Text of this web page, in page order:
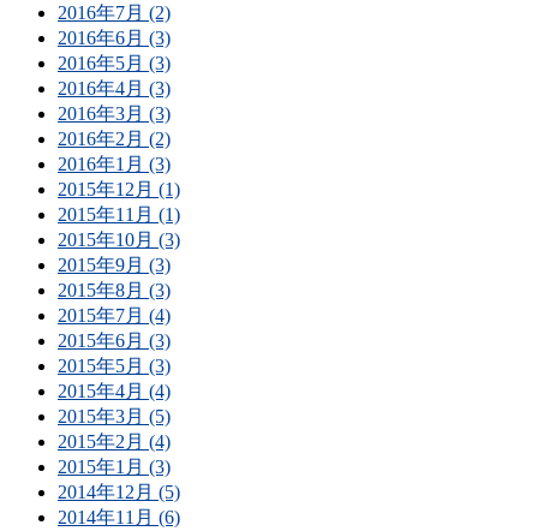
2016年7月 (2)
2016年6月 (3)
2016年5月 (3)
2016年4月 (3)
2016年3月 (3)
2016年2月 (2)
2016年1月 (3)
2015年12月 (1)
2015年11月 (1)
2015年10月 (3)
2015年9月 (3)
2015年8月 (3)
2015年7月 (4)
2015年6月 (3)
2015年5月 (3)
2015年4月 (4)
2015年3月 (5)
2015年2月 (4)
2015年1月 (3)
2014年12月 (5)
2014年11月 (6)